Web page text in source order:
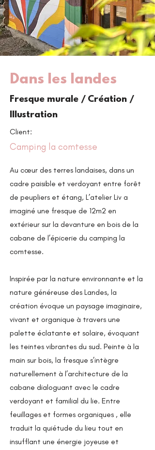
Dans les landes
Fresque murale / Création /
Illustration
Client:
Camping la comtesse
Au cœur des terres landaises, dans un
cadre paisible et verdoyant entre forêt
de peupliers et étang, L’atelier Liv a
imaginé une fresque de 12m2 en
extérieur sur la devanture en bois de la
cabane de l’épicerie du camping la
comtesse.
Inspirée par la nature environnante et la
nature généreuse des Landes, la
création évoque un paysage imaginaire,
vivant et organique à travers une
palette éclatante et solaire, évoquant
les teintes vibrantes du sud. Peinte à la
main sur bois, la fresque s’intègre
naturellement à l’architecture de la
cabane dialoguant avec le cadre
verdoyant et familial du lie. Entre
feuillages et formes organiques , elle
traduit la quiétude du lieu tout en
insufflant une énergie joyeuse et